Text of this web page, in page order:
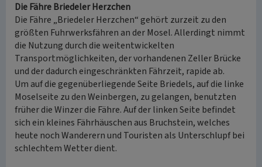
Die Fähre Briedeler Herzchen
Die Fähre „Briedeler Herzchen“ gehört zurzeit zu den
größten Fuhrwerksfähren an der Mosel. Allerdingt nimmt
die Nutzung durch die weitentwickelten
Transportmöglichkeiten, der vorhandenen Zeller Brücke
und der dadurch eingeschränkten Fährzeit, rapide ab.
Um auf die gegenüberliegende Seite Briedels, auf die linke
Moselseite zu den Weinbergen, zu gelangen, benutzten
früher die Winzer die Fähre. Auf der linken Seite befindet
sich ein kleines Fährhäuschen aus Bruchstein, welches
heute noch Wanderern und Touristen als Unterschlupf bei
schlechtem Wetter dient.